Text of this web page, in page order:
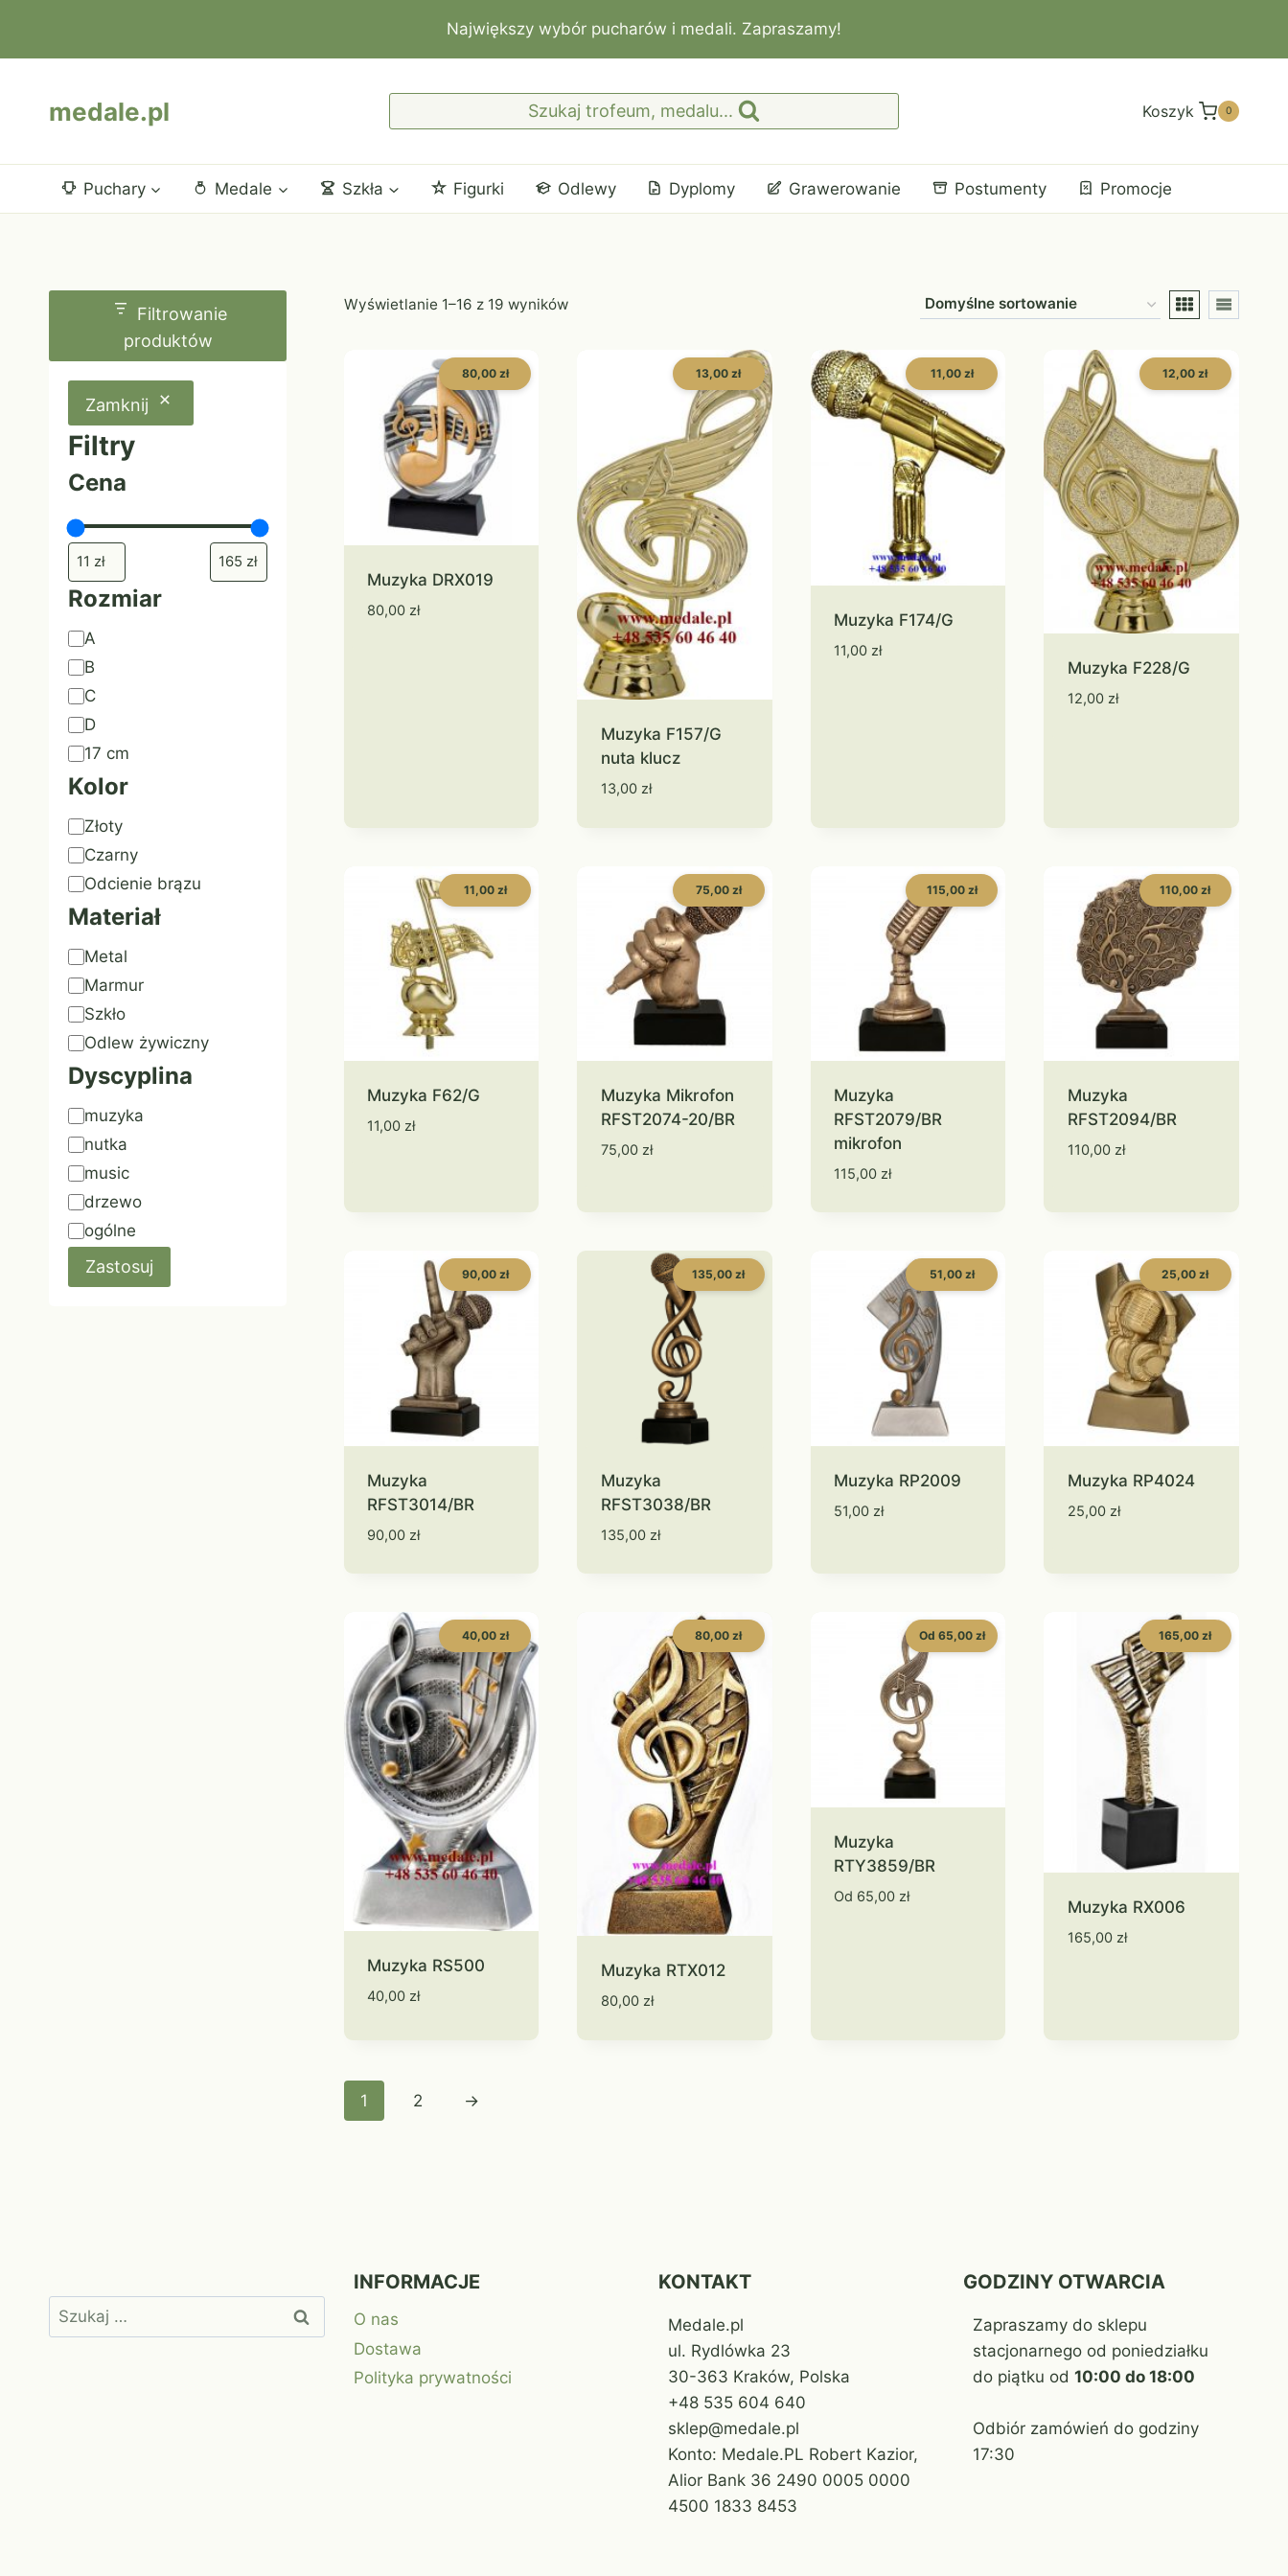
treści
Największy wybór pucharów i medali. Zapraszamy!
medale.pl Szukaj trofeum, medalu... Koszyk 0
Puchary Medale Szkła Figurki Odlewy Dyplomy Grawerowanie Postumenty Promocje
Wyświetlanie 1–16 z 19 wyników
80,00 zł
Muzyka DRX019
80,00 zł
13,00 zł
Muzyka F157/G
nuta klucz
13,00 zł
11,00 zł
Muzyka F174/G
11,00zł
12,00 zł
Muzyka F228/G
12,00 zł
11,00 zł
Muzyka F62/G
11,00zł
75,00 zł
Muzyka Mikrofon
RFST2074-20/BR
75,00 zł
115,00 zł
Muzyka
RFST2079/BR
mikrofon
115,00zł
110,00 zł
Muzyka
RFST2094/BR
110,00 zł
90,00 zł
Muzyka
RFST3014/BR
90,00zł
135,00 zł
Muzyka
RFST3038/BR
135,00 zł
51,00 zł
Muzyka RP2009
51,00zł
25,00 zł
Muzyka RP4024
25,00 zł
40,00 zł
Muzyka RS500
40,00zł
80,00 zł
Muzyka RTX012
80,00 zł
Od 65,00 zł
Muzyka
RTY3859/BR
Od 65,00zł
165,00 zł
Muzyka RX006
165,00 zł
1 2 →
Filtrowanie
produktów
Zamknij
Filtry
Cena
Rozmiar
Rozmiar
A
B
C
D
17 cm
Kolor
Kolor
Złoty
Czarny
Odcienie brązu
Materiał
Materiał
Metal
Marmur
Szkło
Odlew żywiczny
Dyscyplina
Znacznik
muzyka
nutka
music
drzewo
ogólne
Zastosuj
Szukaj:
INFORMACJE
O nas
Dostawa
Polityka prywatności
KONTAKT
Medale.pl
ul. Rydlówka 23
30-363 Kraków, Polska
+48 535 604 640
sklep@medale.pl
Konto: Medale.PL Robert Kazior,
Alior Bank 36 2490 0005 0000
4500 1833 8453
GODZINY OTWARCIA
Zapraszamy do sklepu
stacjonarnego od poniedziałku
do piątku od 10:00 do 18:00
Odbiór zamówień do godziny
17:30